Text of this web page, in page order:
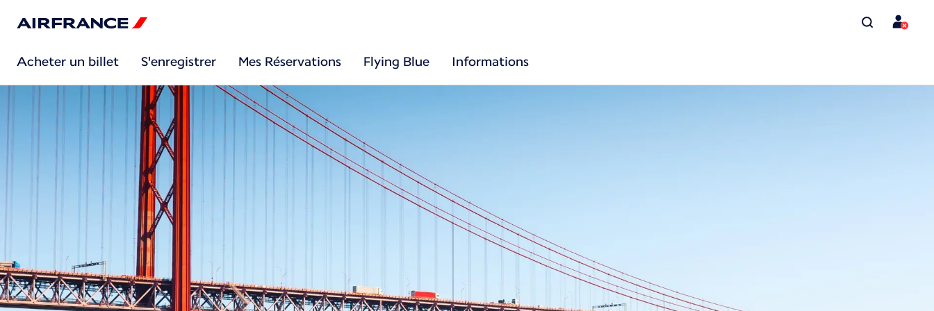
Acheter un billet S'enregistrer Mes Réservations Flying Blue Informations